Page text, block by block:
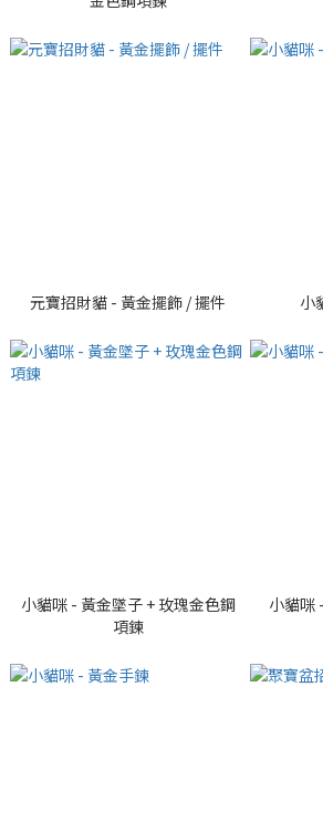
元寶招財貓 - 黃金擺飾 / 擺件 小
小貓咪 - 黃金墜子 + 玫瑰金色鋼
項鍊
小貓咪